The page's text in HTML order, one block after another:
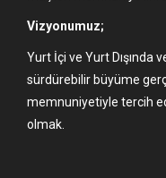
Vizyonumuz;
Yurt İçi ve Yurt
sürdürebilir büyüme
memnuniyetiyle tercih
olmak.